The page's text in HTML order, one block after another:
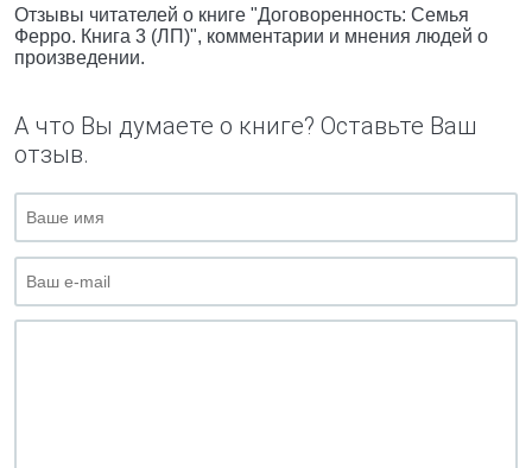
Отзывы читателей о книге "Договоренность: Семья
Ферро. Книга 3 (ЛП)", комментарии и мнения людей о
произведении.
А что Вы думаете о книге? Оставьте Ваш
отзыв.